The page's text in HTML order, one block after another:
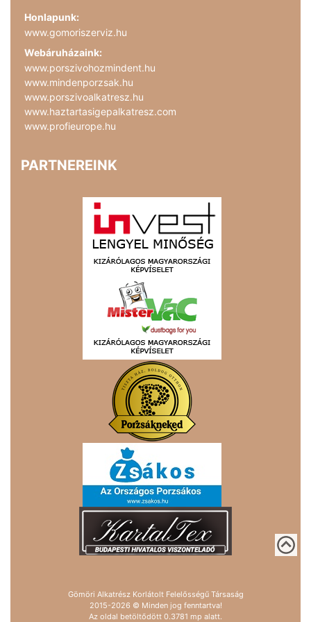
Honlapunk:
www.gomoriszerviz.hu
Webáruházaink:
www.porszivohozmindent.hu
www.mindenporzsak.hu
www.porszivoalkatresz.hu
www.haztartasigepalkatresz.com
www.profieurope.hu
PARTNEREINK
Gömöri Alkatrész Korlátolt Felelősségű Társaság
2015-2026 © Minden jog fenntartva!
Az oldal betöltődött 0.3781 mp alatt.